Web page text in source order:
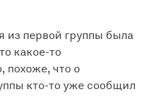
из первой группы была
какое-то
похоже, что о
кто-то уже сообщил